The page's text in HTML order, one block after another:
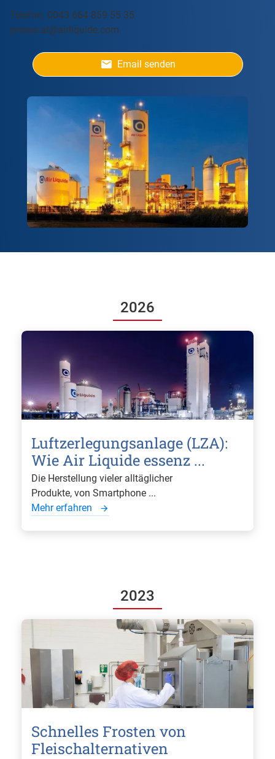
Telefon: 0043 664 859 55 35
presse.at@airliquide.com
Email senden
2026
Luftzerlegungsanlage (LZA):
Wie Air Liquide essenz ...
Die Herstellung vieler alltäglicher
Produkte, von Smartphone ...
Mehr erfahren
2023
Schnelles Frosten von
Fleischalternativen